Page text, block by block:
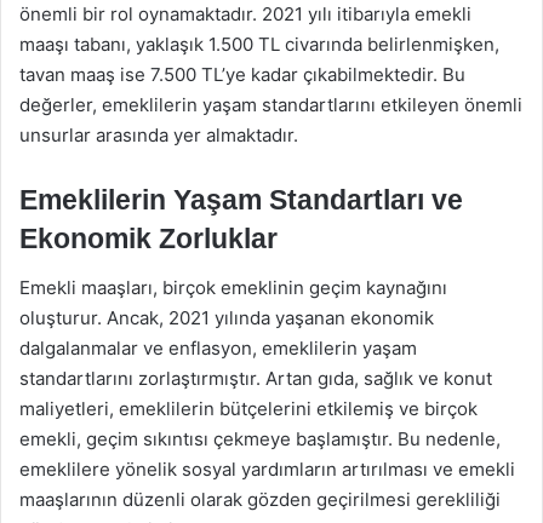
önemli bir rol oynamaktadır. 2021 yılı itibarıyla emekli
maaşı tabanı, yaklaşık 1.500 TL civarında belirlenmişken,
tavan maaş ise 7.500 TL’ye kadar çıkabilmektedir. Bu
değerler, emeklilerin yaşam standartlarını etkileyen önemli
unsurlar arasında yer almaktadır.
Emeklilerin Yaşam Standartları ve
Ekonomik Zorluklar
Emekli maaşları, birçok emeklinin geçim kaynağını
oluşturur. Ancak, 2021 yılında yaşanan ekonomik
dalgalanmalar ve enflasyon, emeklilerin yaşam
standartlarını zorlaştırmıştır. Artan gıda, sağlık ve konut
maliyetleri, emeklilerin bütçelerini etkilemiş ve birçok
emekli, geçim sıkıntısı çekmeye başlamıştır. Bu nedenle,
emeklilere yönelik sosyal yardımların artırılması ve emekli
maaşlarının düzenli olarak gözden geçirilmesi gerekliliği